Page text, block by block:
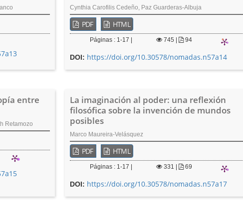
Cynthia Carofilis Cedeño, Paz Guarderas-Albuja
PDF HTML
Páginas : 1-17 | 745 94
DOI: https://doi.org/10.30578/nomadas.n57a14
entre
Retamozo
La imaginación al poder: una reflexión
filosófica sobre la invención de mundos
posibles
Marco Maureira-Velásquez
PDF HTML
Páginas : 1-17 | 331 69
DOI: https://doi.org/10.30578/nomadas.n57a17